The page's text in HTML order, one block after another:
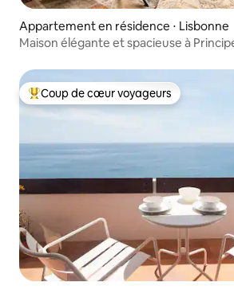
Appartement en résidence ⋅ Lisbonne
Maison élégante et spacieuse à
Coups de cœur voyageurs les plus
Coup de cœur voyageurs